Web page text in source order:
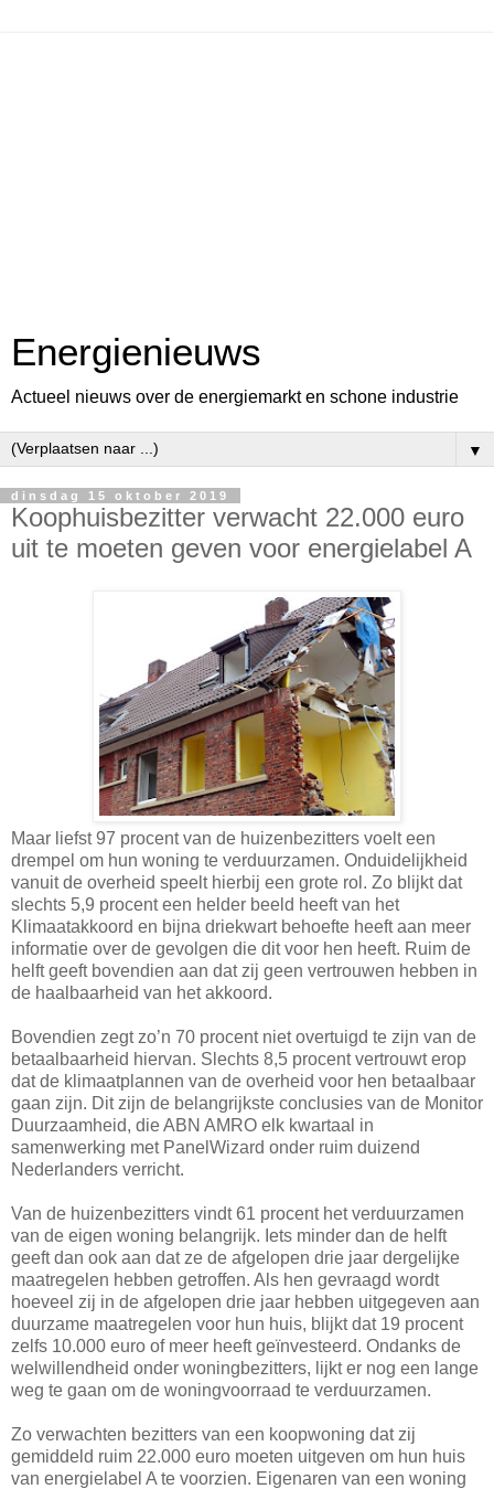
Energienieuws
Actueel nieuws over de energiemarkt en schone industrie
▼
dinsdag 15 oktober 2019
Koophuisbezitter verwacht 22.000 euro
uit te moeten geven voor energielabel A
Maar liefst 97 procent van de huizenbezitters voelt een
drempel om hun woning te verduurzamen. Onduidelijkheid
vanuit de overheid speelt hierbij een grote rol. Zo blijkt dat
slechts 5,9 procent een helder beeld heeft van het
Klimaatakkoord en bijna driekwart behoefte heeft aan meer
informatie over de gevolgen die dit voor hen heeft. Ruim de
helft geeft bovendien aan dat zij geen vertrouwen hebben in
de haalbaarheid van het akkoord.
Bovendien zegt zo’n 70 procent niet overtuigd te zijn van de
betaalbaarheid hiervan. Slechts 8,5 procent vertrouwt erop
dat de klimaatplannen van de overheid voor hen betaalbaar
gaan zijn. Dit zijn de belangrijkste conclusies van de Monitor
Duurzaamheid, die ABN AMRO elk kwartaal in
samenwerking met PanelWizard onder ruim duizend
Nederlanders verricht.
Van de huizenbezitters vindt 61 procent het verduurzamen
van de eigen woning belangrijk. Iets minder dan de helft
geeft dan ook aan dat ze de afgelopen drie jaar dergelijke
maatregelen hebben getroffen. Als hen gevraagd wordt
hoeveel zij in de afgelopen drie jaar hebben uitgegeven aan
duurzame maatregelen voor hun huis, blijkt dat 19 procent
zelfs 10.000 euro of meer heeft geïnvesteerd. Ondanks de
welwillendheid onder woningbezitters, lijkt er nog een lange
weg te gaan om de woningvoorraad te verduurzamen.
Zo verwachten bezitters van een koopwoning dat zij
gemiddeld ruim 22.000 euro moeten uitgeven om hun huis
van energielabel A te voorzien. Eigenaren van een woning